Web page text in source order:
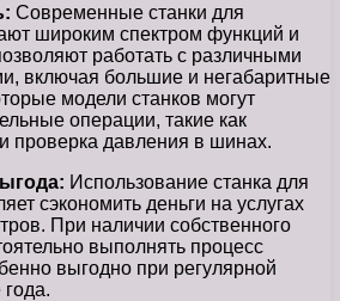
Современные станки для
широким спектром функций и
работать с различными
включая большие и негабаритные
модели станков могут
операции, такие как
проверка давления в шинах.
Использование станка для
сэкономить деньги на услугах
При наличии собственного
выполнять процесс
выгодно при регулярной